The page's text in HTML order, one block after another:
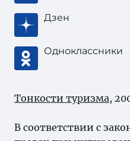
Дзен
Одноклассники
Тонкости туризма,
В соответствии с